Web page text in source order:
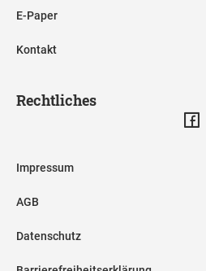
E-Paper
Kontakt
Rechtliches
Impressum
AGB
Datenschutz